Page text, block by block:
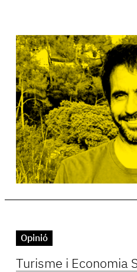
Opinió
Turisme i Economia